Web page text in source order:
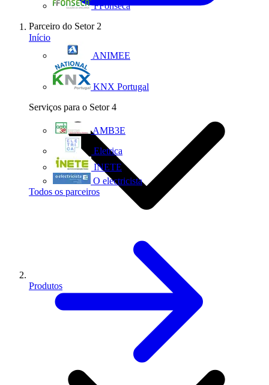
FFonseca
Parceiro do Setor 2
ANIMEE
KNX Portugal
Serviços para o Setor 4
AMB3E
Eletrica
INETE
O electricista
Todos os parceiros
Início
Produtos